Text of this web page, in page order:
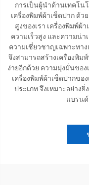
การเป็นผู้นำด้านเทคโน
เครื่องพิมพ์ผ้าเช็ดปาก ด้
สูงของเรา เครื่องพิมพ์ผ้
ความเร็วสูง และความน่
ความเชี่ยวชาญเฉพาะทา
จึงสามารถสร้างเครื่องพิม
ง่ายอีกด้วย ความมุ่งมั่นขอ
เครื่องพิมพ์ผ้าเช็ดปากขอ
ประเภท จึงเหมาะอย่าง
แบรน